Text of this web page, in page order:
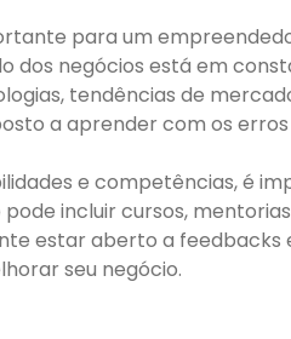
para um
dos negócios está em
tendências de
a aprender com os erros
e competências, é
incluir cursos,
estar aberto a
seu negócio.